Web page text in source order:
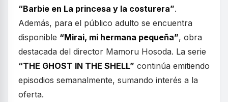
“Barbie en La princesa y la costurera”.
Además, para el público adulto se encuentra
disponible “Mirai, mi hermana pequeña”, obra
destacada del director Mamoru Hosoda. La serie
“THE GHOST IN THE SHELL” continúa emitiendo
episodios semanalmente, sumando interés a la
oferta.